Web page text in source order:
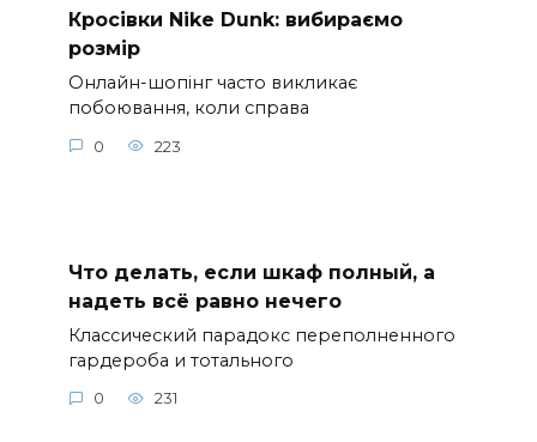
Кросівки Nike Dunk: вибираємо
розмір
Онлайн-шопінг часто викликає
побоювання, коли справа
0 223
Что делать, если шкаф полный, а
надеть всё равно нечего
Классический парадокс переполненного
гардероба и тотального
0 231